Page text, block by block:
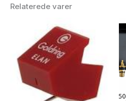
Relaterede varer